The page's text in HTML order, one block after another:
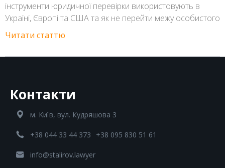
інструменти юридичної перевірки використовують в
Україні, Європі та США та як не перейти межу особистого
Читати статтю
Контакти
м. Київ, вул. Кудряшова 3
+38 044 33 44 373 +38 095 830 51 61
info@stalirov.lawyer